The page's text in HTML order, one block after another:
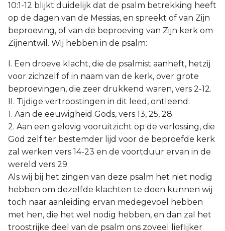
10:1-12 blijkt duidelijk dat de psalm betrekking heeft
op de dagen van de Messias, en spreekt of van Zijn
beproeving, of van de beproeving van Zijn kerk om
Zijnentwil. Wij hebben in de psalm:
I. Een droeve klacht, die de psalmist aanheft, hetzij
voor zichzelf of in naam van de kerk, over grote
beproevingen, die zeer drukkend waren, vers 2-12.
II. Tijdige vertroostingen in dit leed, ontleend:
1. Aan de eeuwigheid Gods, vers 13, 25, 28.
2. Aan een gelovig vooruitzicht op de verlossing, die
God zelf ter bestemder lijd voor de beproefde kerk
zal werken vers 14-23 en de voortduur ervan in de
wereld vers 29.
Als wij bij het zingen van deze psalm het niet nodig
hebben om dezelfde klachten te doen kunnen wij
toch naar aanleiding ervan medegevoel hebben
met hen, die het wel nodig hebben, en dan zal het
troostrijke deel van de psalm ons zoveel lieflijker